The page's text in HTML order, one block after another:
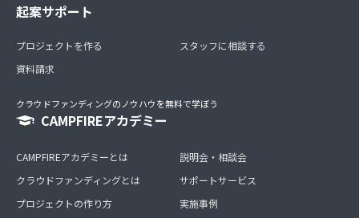
起案サポート
プロジェクトを作る
資料請求
スタッフに相談する
クラウドファンディングのノウハウを無料で学ぼう
CAMPFIREアカデミー
CAMPFIREアカデミーとは
クラウドファンディングとは
プロジェクトの作り方
説明会・相談会
サポートサービス
実施事例